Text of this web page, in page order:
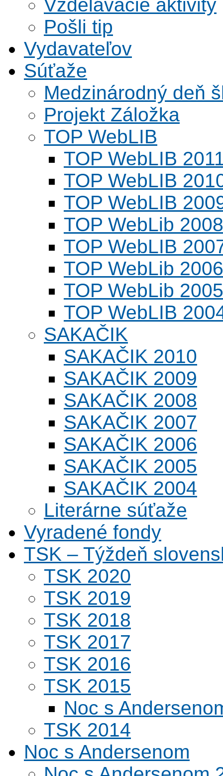
Vzdelávacie aktivity
Pošli tip
Vydavateľov
Súťaže
Medzinárodný deň
Projekt Záložka
TOP WebLIB
TOP WebLIB
TOP WebLIB
TOP WebLIB
TOP WebLib 2008
TOP WebLIB
TOP WebLib 2006
TOP WebLib 2005
TOP WebLIB
SAKAČIK
SAKAČIK 2010
SAKAČIK 2009
SAKAČIK 2008
SAKAČIK 2007
SAKAČIK 2006
SAKAČIK 2005
SAKAČIK 2004
Literárne súťaže
Vyradené fondy
TSK – Týždeň
TSK 2020
TSK 2019
TSK 2018
TSK 2017
TSK 2016
TSK 2015
Noc s
TSK 2014
Noc s Andersenom